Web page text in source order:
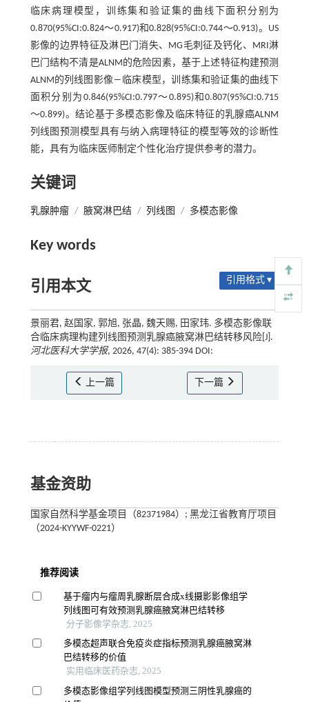
临床病理模型，训练集和验证集的曲线下面积分别为
0.870(95%CI:0.824～0.917)和0.828(95%CI:0.744～0.913)。US
影像的边界特征及淋巴门消失、MG毛刺征及钙化、MRI淋
巴门结构不清是ALNM的危险因素，基于上述特征构建预测
ALNM的列线图影像―临床模型，训练集和验证集的曲线下
面积分别为0.846(95%CI:0.797～0.895)和0.807(95%CI:0.715
～0.899)。结论基于多模态影像及临床特征的乳腺癌ALNM
列线图预测模型具有与纳入病理特征的模型等效的诊断性
能，具有为临床医师制定个性化治疗提供参考的潜力。
关键词
乳腺肿瘤 / 腋窝淋巴结 / 列线图 / 多模态影像
Key words
引用本文 引用格式 ▾
景丽君, 赵国家, 郭旭, 张晶, 魏天赐, 田家玮. 多模态影像联
合临床病理构建列线图预测乳腺癌腋窝淋巴结转移风险[J].
河北医科大学学报, 2026, 47(4): 385-394 DOI:
上一篇 下一篇
基金资助
国家自然科学基金项目（82371984）; 黑龙江省教育厅项目
（2024-KYYWF-0221）